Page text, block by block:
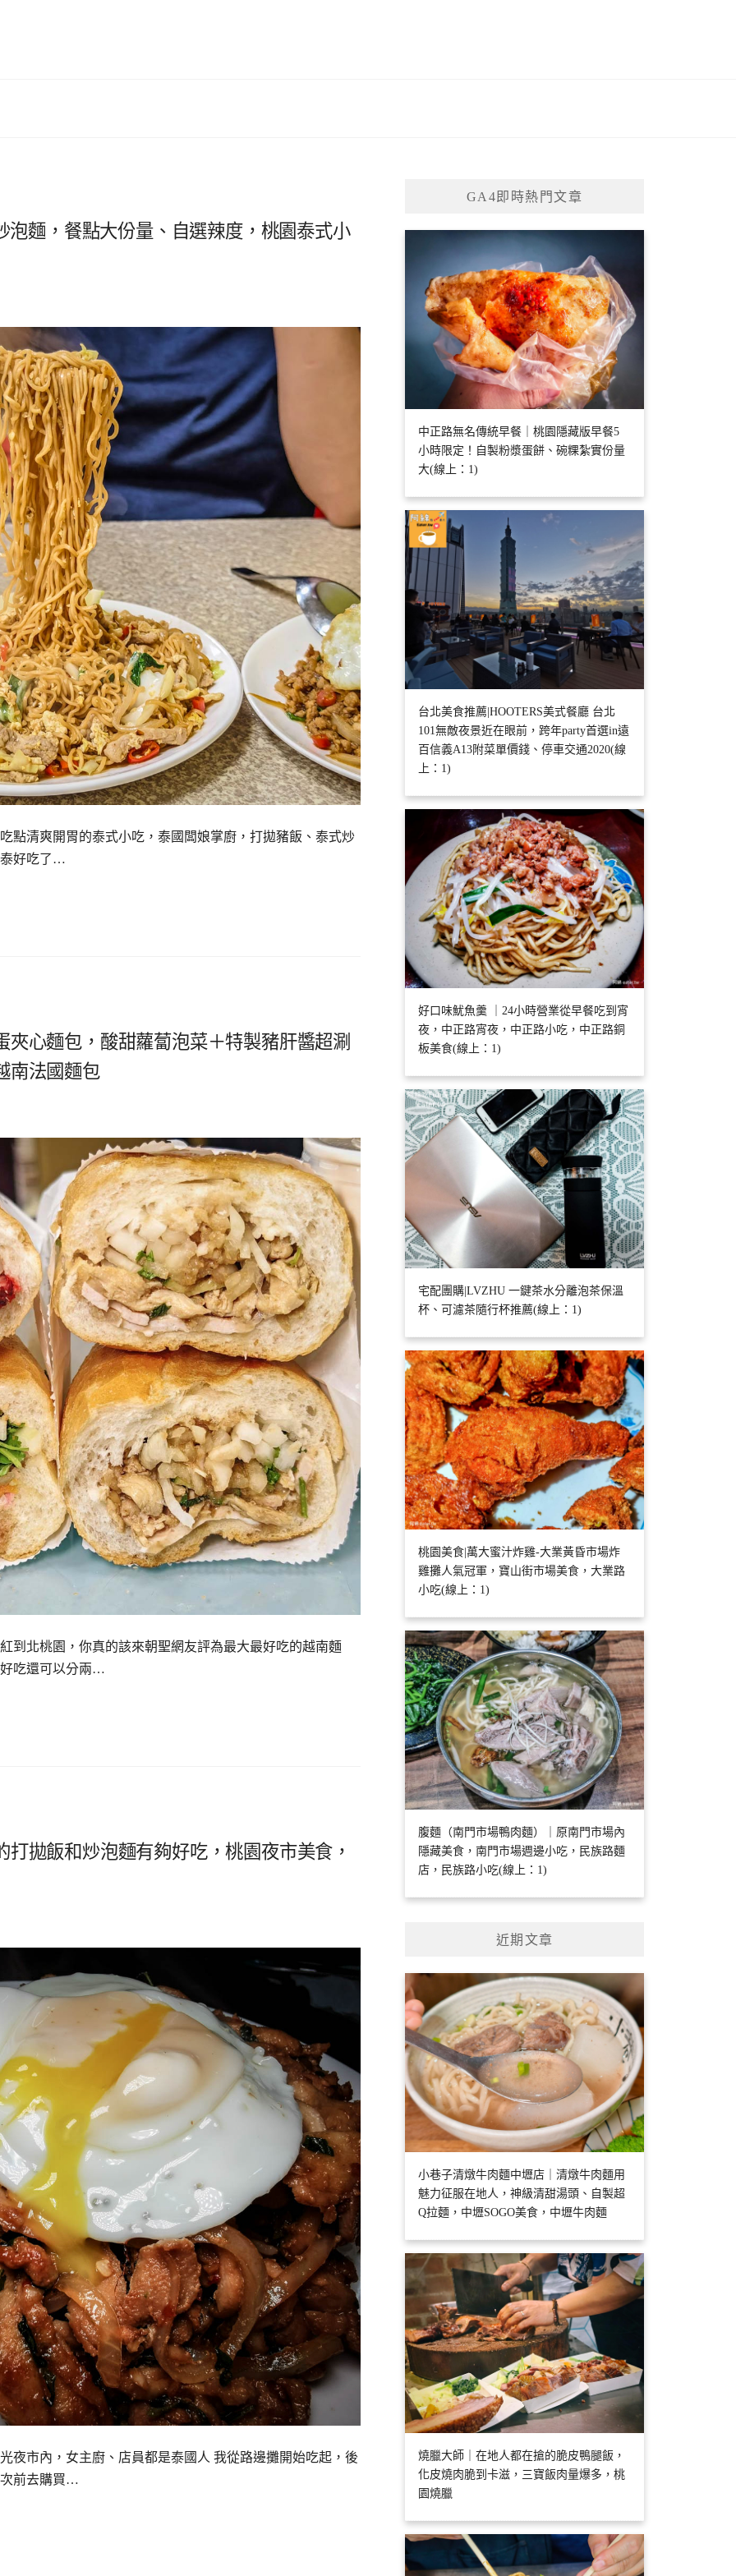
泡麵，餐點大份量、自選辣度，桃園泰式小
點清爽開胃的泰式小吃，泰國闆娘掌廚，打拋豬飯、泰式炒
泰好吃了…
心麵包，酸甜蘿蔔泡菜＋特製豬肝醬超涮
南法國麵包
到北桃園，你真的該來朝聖網友評為最大最好吃的越南麵
吃還可以分兩…
拋飯和炒泡麵有夠好吃，桃園夜市美食，
夜市內，女主廚、店員都是泰國人 我從路邊攤開始吃起，後
次前去購買…
GA4即時熱門文章
中正路無名傳統早餐｜桃園隱藏版早餐5
小時限定！自製粉漿蛋餅、碗粿紮實份量
大(線上：1)
台北美食推薦|HOOTERS美式餐廳 台北
101無敵夜景近在眼前，跨年party首選in遠
百信義A13附菜單價錢、停車交通2020(線
上：1)
好口味魷魚羹 ｜24小時營業從早餐吃到宵
夜，中正路宵夜，中正路小吃，中正路銅
板美食(線上：1)
宅配團購|LVZHU 一鍵茶水分離泡茶保溫
杯、可濾茶隨行杯推薦(線上：1)
桃園美食|萬大蜜汁炸雞-大業黃昏市場炸
雞攤人氣冠軍，寶山街市場美食，大業路
小吃(線上：1)
腹麵（南門市場鴨肉麵）｜原南門市場內
隱藏美食，南門市場週邊小吃，民族路麵
店，民族路小吃(線上：1)
近期文章
小巷子清燉牛肉麵中壢店｜清燉牛肉麵用
魅力征服在地人，神級清甜湯頭、自製超
Q拉麵，中壢SOGO美食，中壢牛肉麵
燒臘大師｜在地人都在搶的脆皮鴨腿飯，
化皮燒肉脆到卡滋，三寶飯肉量爆多，桃
園燒臘